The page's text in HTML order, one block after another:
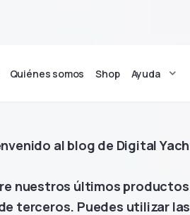
Quiénes somos Shop Ayuda
al blog de Digital
nuestros últimos
terceros. Puedes utilizar